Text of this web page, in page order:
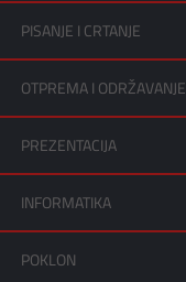
PISANJE I CRTANJE
OTPREMA I ODRŽAVANJE
PREZENTACIJA
INFORMATIKA
POKLON